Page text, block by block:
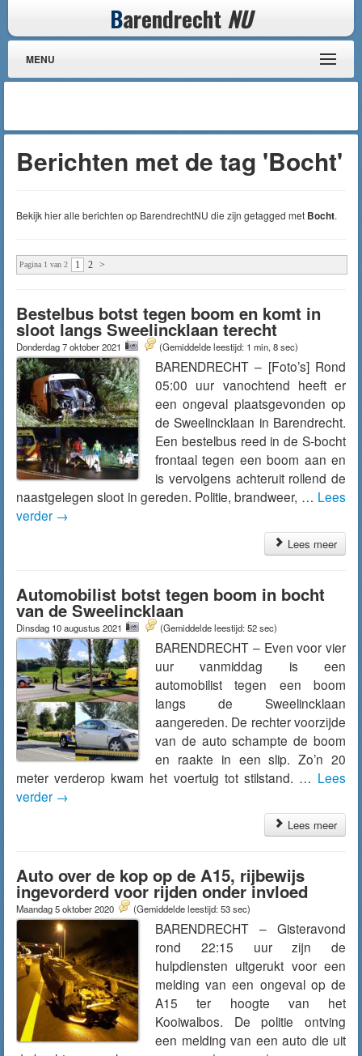
Barendrecht NU
MENU
Berichten met de tag 'Bocht'
Bekijk hier alle berichten op BarendrechtNU die zijn getagged met Bocht.
Pagina 1 van 2 1 2 >
Bestelbus botst tegen boom en komt in
sloot langs Sweelincklaan terecht
Donderdag 7 oktober 2021 (Gemiddelde leestijd: 1 min, 8 sec)
BARENDRECHT – [Foto’s] Rond
05:00 uur vanochtend heeft er
een ongeval plaatsgevonden op
de Sweelincklaan in Barendrecht.
Een bestelbus reed in de S-bocht
frontaal tegen een boom aan en
is vervolgens achteruit rollend de
naastgelegen sloot in gereden. Politie, brandweer, … Lees
verder →
Lees meer
Automobilist botst tegen boom in bocht
van de Sweelincklaan
Dinsdag 10 augustus 2021 (Gemiddelde leestijd: 52 sec)
BARENDRECHT – Even voor vier
uur vanmiddag is een
automobilist tegen een boom
langs de Sweelincklaan
aangereden. De rechter voorzijde
van de auto schampte de boom
en raakte in een slip. Zo’n 20
meter verderop kwam het voertuig tot stilstand. … Lees
verder →
Lees meer
Auto over de kop op de A15, rijbewijs
ingevorderd voor rijden onder invloed
Maandag 5 oktober 2020 (Gemiddelde leestijd: 53 sec)
BARENDRECHT – Gisteravond
rond 22:15 uur zijn de
hulpdiensten uitgerukt voor een
melding van een ongeval op de
A15 ter hoogte van het
Kooiwalbos. De politie ontving
een melding van een auto die uit